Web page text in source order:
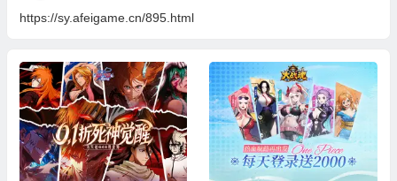
https://sy.afeigame.cn/895.html